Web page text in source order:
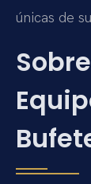
únicas de